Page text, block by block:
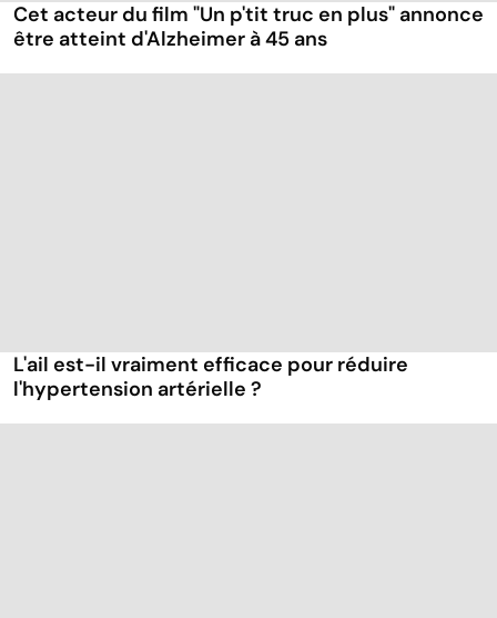
Cet acteur du film "Un p'tit truc en plus" annonce
être atteint d'Alzheimer à 45 ans
L'ail est-il vraiment efficace pour réduire
l'hypertension artérielle ?